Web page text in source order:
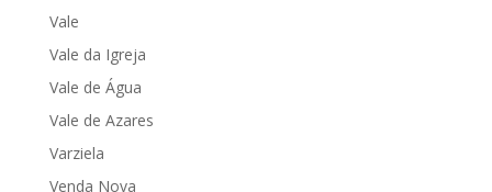
Vale
Vale da Igreja
Vale de Água
Vale de Azares
Varziela
Venda Nova